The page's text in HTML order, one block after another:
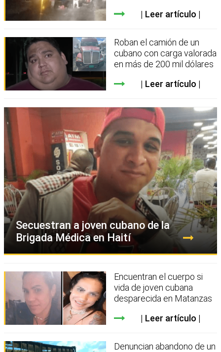
Leer artículo
Roban el camión de un
cubano con carga valorada
en más de 200 mil dólares
Leer artículo
Secuestran a joven cubano de la
Brigada Médica en Haití
Encuentran el cuerpo si
vida de joven cubana
desparecida en Matanzas
Leer artículo
Denuncian abandono de un